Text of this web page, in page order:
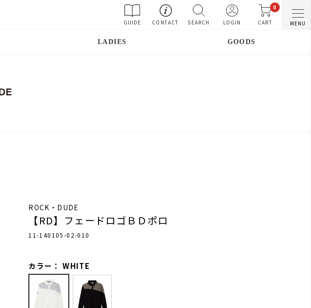
GUIDE CONTACT SEARCH LOGIN
0
CART MENU
LADIES GOODS
ROCK・DUDE
【RD】フェードロゴＢＤポロ
11-140105-02-010
カラー： WHITE